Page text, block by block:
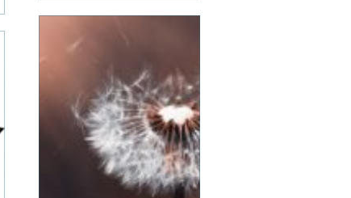
Coleus, är en färgstark
och mångsidig växt som
har blivit allt populärare
bland
trädgårdsentusiaster.
Denn...